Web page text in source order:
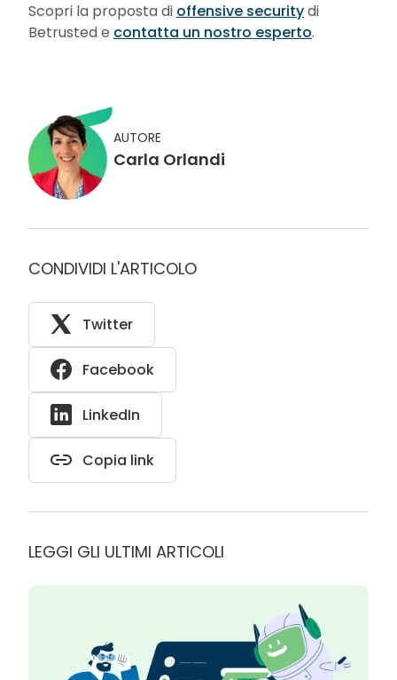
Scopri la proposta di offensive securitydi
Betrusted e contatta un nostro esperto.
AUTORE
Carla Orlandi
CONDIVIDI L'ARTICOLO
Twitter
Facebook
LinkedIn
Copia link
LEGGI GLI ULTIMI ARTICOLI